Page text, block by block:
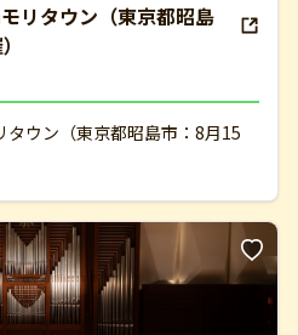
リタウン（東京都昭島
ウン（東京都昭島市：8月15